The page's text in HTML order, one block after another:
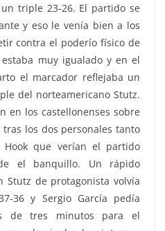
triple 23-26. El partido se
y eso le venía bien a los
contra el poderío físico de
muy igualado y en el
el marcador reflejaba un
del norteamericano Stutz.
en los castellonenses sobre
los dos personales tanto
Hook que verían el partido
el banquillo. Un rápido
Stutz de protagonista volvía
36 y Sergio García pedía
de tres minutos para el